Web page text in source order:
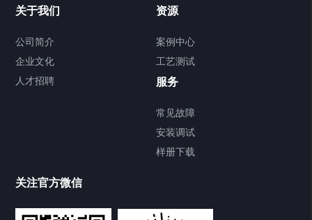
Chiller气体控温系统
Chamber试验箱
TCU温度控制单元
关于我们
公司简介
企业文化
人才招聘
资源
案例中心
工艺测试
服务
常见故障
安装调试
样册下载
关注官方微信